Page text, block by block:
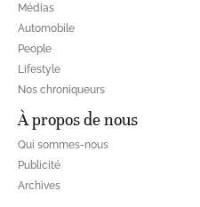
Médias
Automobile
People
Lifestyle
Nos chroniqueurs
À propos de nous
Qui sommes-nous
Publicité
Archives